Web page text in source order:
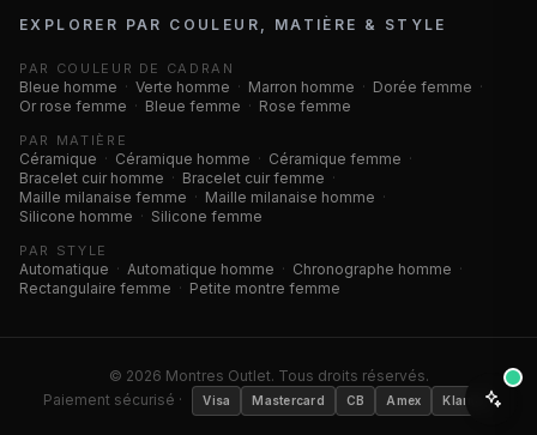
EXPLORER PAR COULEUR, MATIÈRE & STYLE
PAR COULEUR DE CADRAN
Bleue homme · Verte homme · Marron homme · Dorée femme ·
Or rose femme · Bleue femme · Rose femme
PAR MATIÈRE
Céramique · Céramique homme · Céramique femme ·
Bracelet cuir homme · Bracelet cuir femme ·
Maille milanaise femme · Maille milanaise homme ·
Silicone homme · Silicone femme
PAR STYLE
Automatique · Automatique homme · Chronographe homme ·
Rectangulaire femme · Petite montre femme
© 2026 Montres Outlet. Tous droits réservés.
Paiement sécurisé ·
Visa Mastercard CB Amex Klarna